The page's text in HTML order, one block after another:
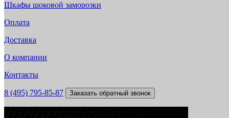
Шкафы шоковой заморозки
Оплата
Доставка
О компании
Контакты
8 (495) 795-85-87 Заказать обратный звонок